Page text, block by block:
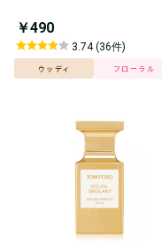
￥490
3.74 (36件)
ウッディ フローラル